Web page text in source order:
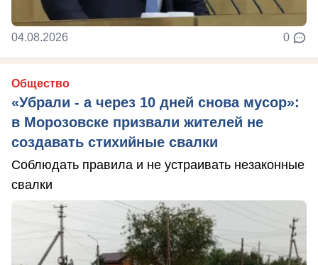
04.08.2026 0
Общество
«Убрали - а через 10 дней снова мусор»:
в Морозовске призвали жителей не
создавать стихийные свалки
Соблюдать правила и не устраивать незаконные
свалки